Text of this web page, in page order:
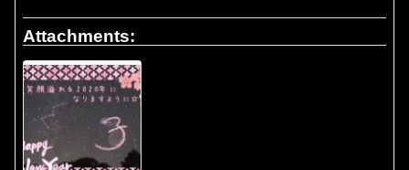
Attachments: